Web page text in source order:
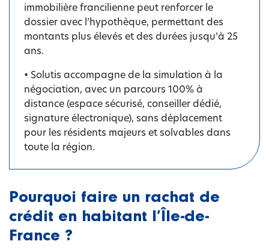
immobilière francilienne peut renforcer le
dossier avec l’hypothèque, permettant des
montants plus élevés et des durées jusqu’à 25
ans.
• Solutis accompagne de la simulation à la
négociation, avec un parcours 100% à
distance (espace sécurisé, conseiller dédié,
signature électronique), sans déplacement
pour les résidents majeurs et solvables dans
toute la région.
Pourquoi faire un rachat de
crédit en habitant l’Île-de-
France ?